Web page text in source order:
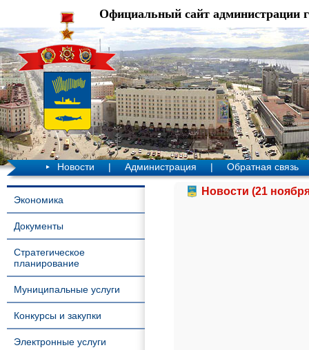
Официальный сайт администрации
Новости | Администрация | Обратная связь
Экономика
Документы
Стратегическое
планирование
Муниципальные услуги
Конкурсы и закупки
Электронные услуги
Новости (21